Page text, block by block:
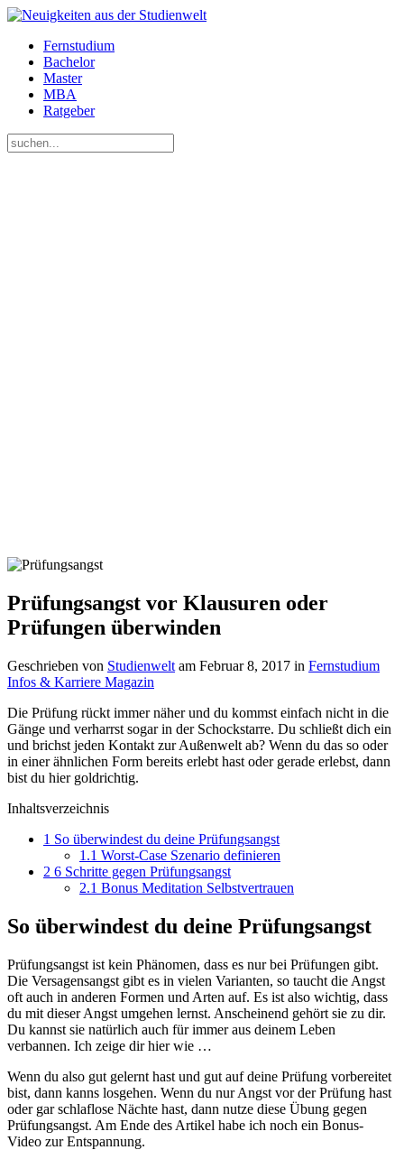
Fernstudium
Bachelor
Master
MBA
Ratgeber
Prüfungsangst vor Klausuren oder
Prüfungen überwinden
Geschrieben von Studienwelt am Februar 8, 2017 in Fernstudium
Infos & Karriere Magazin
Die Prüfung rückt immer näher und du kommst einfach nicht in die
Gänge und verharrst sogar in der Schockstarre. Du schließt dich ein
und brichst jeden Kontakt zur Außenwelt ab? Wenn du das so oder
in einer ähnlichen Form bereits erlebt hast oder gerade erlebst, dann
bist du hier goldrichtig.
Inhaltsverzeichnis
1 So überwindest du deine Prüfungsangst
1.1 Worst-Case Szenario definieren
2 6 Schritte gegen Prüfungsangst
2.1 Bonus Meditation Selbstvertrauen
So überwindest du deine Prüfungsangst
Prüfungsangst ist kein Phänomen, dass es nur bei Prüfungen gibt.
Die Versagensangst gibt es in vielen Varianten, so taucht die Angst
oft auch in anderen Formen und Arten auf. Es ist also wichtig, dass
du mit dieser Angst umgehen lernst. Anscheinend gehört sie zu dir.
Du kannst sie natürlich auch für immer aus deinem Leben
verbannen. Ich zeige dir hier wie …
Wenn du also gut gelernt hast und gut auf deine Prüfung vorbereitet
bist, dann kanns losgehen. Wenn du nur Angst vor der Prüfung hast
oder gar schlaflose Nächte hast, dann nutze diese Übung gegen
Prüfungsangst. Am Ende des Artikel habe ich noch ein Bonus-
Video zur Entspannung.